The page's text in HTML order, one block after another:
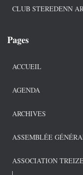
CLUB STEREDENN
Pages
ACCUEIL
AGENDA
ARCHIVES
ASSEMBLÉE
ASSOCIATION